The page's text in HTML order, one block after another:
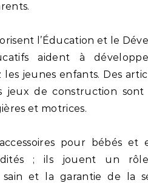
l’Éducation et le
aident à
les jeunes enfants. Des
jeux de construction
et motrices.
pour bébés
; ils jouent un
sain et la garantie de la